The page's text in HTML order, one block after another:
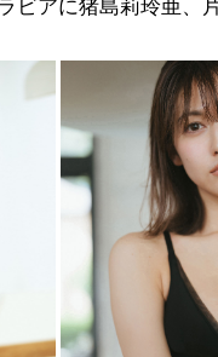
ビアに猪島莉玲亜、